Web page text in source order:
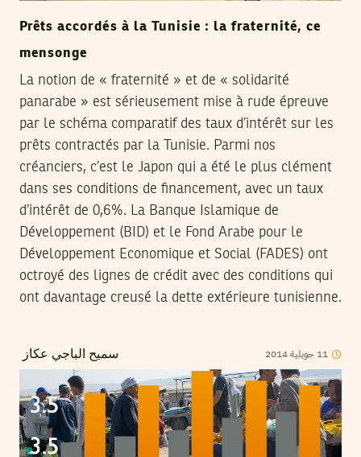
Prêts accordés à la Tunisie : la fraternité, ce
mensonge
La notion de « fraternité » et de « solidarité
panarabe » est sérieusement mise à rude épreuve
par le schéma comparatif des taux d’intérêt sur les
prêts contractés par la Tunisie. Parmi nos
créanciers, c’est le Japon qui a été le plus clément
dans ses conditions de financement, avec un taux
d’intérêt de 0,6%. La Banque Islamique de
Développement (BID) et le Fond Arabe pour le
Développement Economique et Social (FADES) ont
octroyé des lignes de crédit avec des conditions qui
ont davantage creusé la dette extérieure tunisienne.
سميح الباجي عكاز 11 جويلية2014